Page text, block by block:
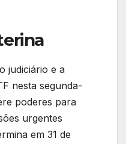
judiciário e a
nesta segunda-
poderes para
urgentes
em 31 de